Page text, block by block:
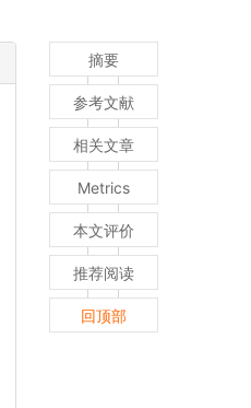
摘要
参考文献
相关文章
Metrics
本文评价
推荐阅读
回顶部